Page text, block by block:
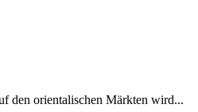
den orientalischen Märkten wird...